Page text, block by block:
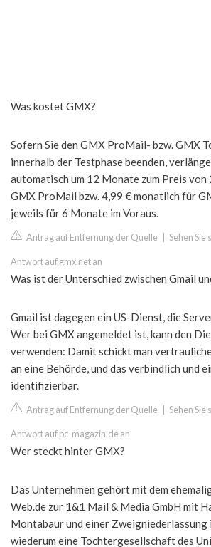
Was kostet GMX?
Sofern Sie den GMX ProMail- bzw. GMX
innerhalb der Testphase beenden,
automatisch um 12 Monate zum Preis
GMX ProMail bzw. 4,99 € monatlich für
jeweils für 6 Monate im Voraus.
Antrag auf Entfernung der Quelle Sehen Sie
Antwort auf gmx.net an
Was ist der Unterschied zwischen Gmail
Gmail ist dagegen ein US-Dienst, die
Wer bei GMX angemeldet ist, kann den
verwenden: Damit schickt man
an eine Behörde, und das verbindlich und
identifizierbar.
Antrag auf Entfernung der Quelle Sehen Sie
Antwort auf pc-magazin.de an
Wer steckt hinter GMX?
Das Unternehmen gehört mit dem
Web.de zur 1&1 Mail & Media GmbH mit
Montabaur und einer Zweigniederlassung
wiederum eine Tochtergesellschaft des